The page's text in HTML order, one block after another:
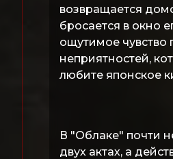
возвращается
бросается в окно
ощутимое чувство
неприятностей,
любите японское
В "Облаке" почти
двух актах, а